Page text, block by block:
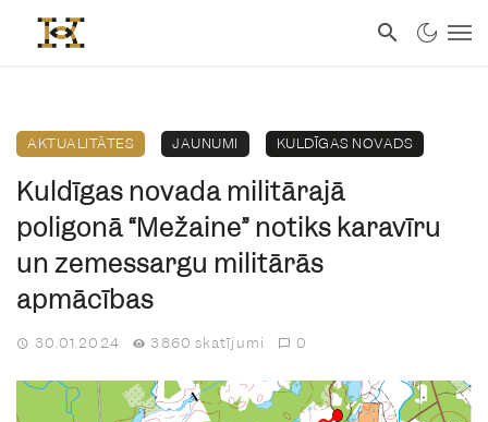
AKTUALITĀTES JAUNUMI KULDĪGAS NOVADS
Kuldīgas novada militārajā
poligonā “Mežaine” notiks karavīru
un zemessargu militārās
apmācības
30.01.2024 3860 skatījumi 0